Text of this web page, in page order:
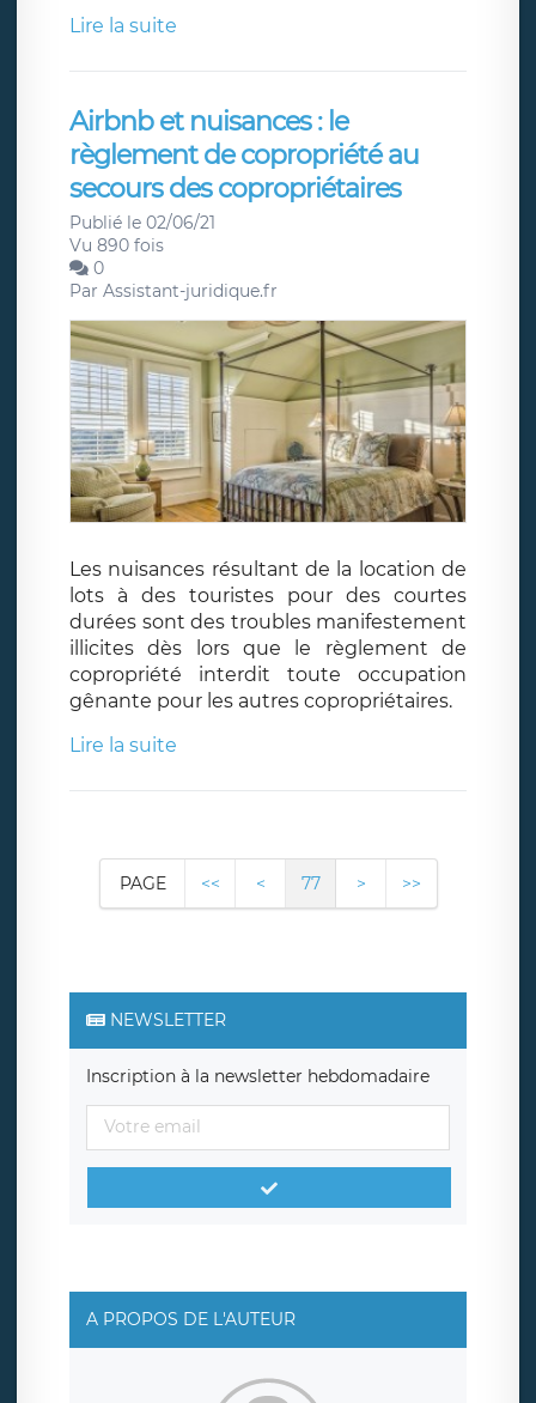
Lire la suite
Airbnb et nuisances : le
règlement de copropriété au
secours des copropriétaires
Publié le 02/06/21
Vu 890 fois
0
Par Assistant-juridique.fr
Les nuisances résultant de la location de
lots à des touristes pour des courtes
durées sont des troubles manifestement
illicites dès lors que le règlement de
copropriété interdit toute occupation
gênante pour les autres copropriétaires.
Lire la suite
PAGE << < 77 > >>
NEWSLETTER
Inscription à la newsletter hebdomadaire
A PROPOS DE L'AUTEUR